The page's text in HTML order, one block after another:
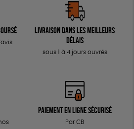
Livraison dans les meilleurs
délais
sous 1 à 4 jours ouvrés
Paiement en ligne sécurisé
Par CB